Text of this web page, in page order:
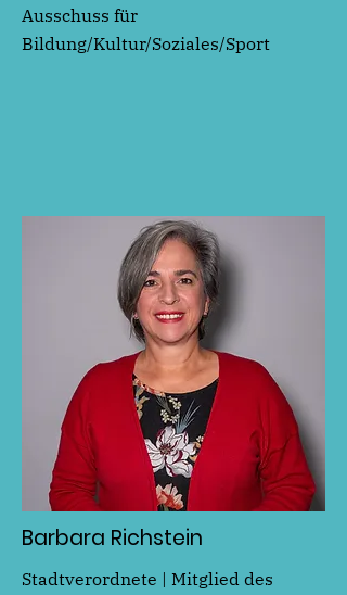
Ausschuss für
Bildung/Kultur/Soziales/Sport
Barbara Richstein
Stadtverordnete | Mitglied des